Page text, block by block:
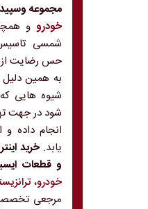
مجموعه
خودرو
شمسی
حس رضایت
به همین
شیوه هایی
شود در جهت
انجام داده
یابد.خرید
و قطعات
خودرو،
مرجعی